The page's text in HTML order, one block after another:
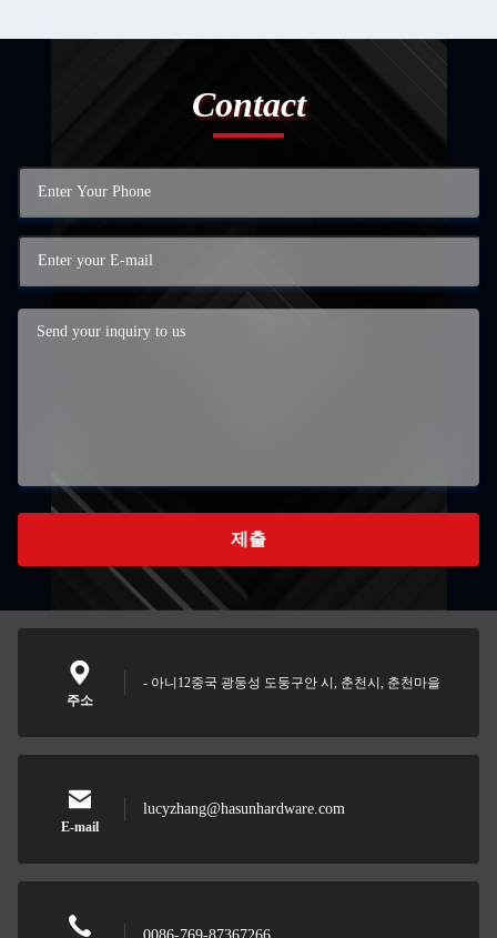
Contact
제출
주소
- 아니12중국 광둥성 도둥구안 시, 춘천시, 춘천마을
E-mail
lucyzhang@hasunhardware.com